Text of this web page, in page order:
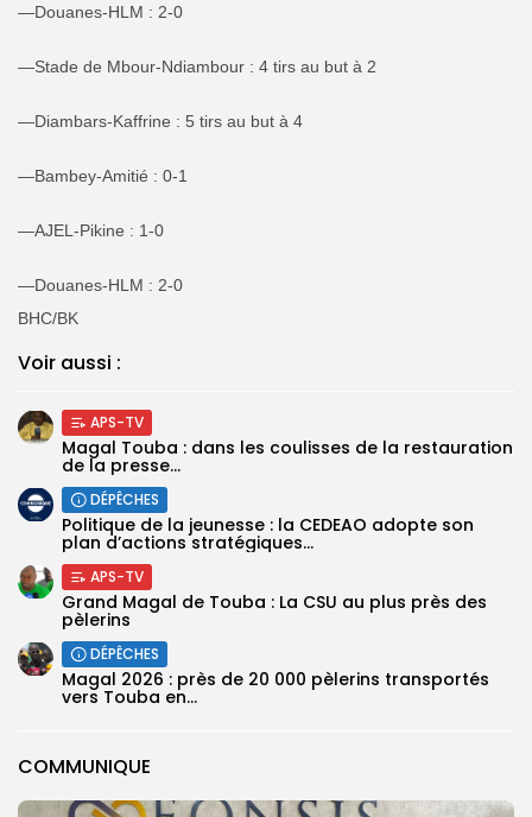
COMMUNIQUE
—Douanes-HLM : 2-0
—Stade de Mbour-Ndiambour : 4 tirs au but à 2
—Diambars-Kaffrine : 5 tirs au but à 4
—Bambey-Amitié : 0-1
—AJEL-Pikine : 1-0
—Douanes-HLM : 2-0
‎BHC/BK
Voir aussi :
APS-TV
Magal Touba : dans les coulisses de la restauration
de la presse...
DÉPÊCHES
Politique de la jeunesse : la CEDEAO adopte son
plan d’actions stratégiques...
APS-TV
Grand Magal de Touba : La CSU au plus près des
pèlerins
DÉPÊCHES
Magal 2026 : près de 20 000 pèlerins transportés
vers Touba en...